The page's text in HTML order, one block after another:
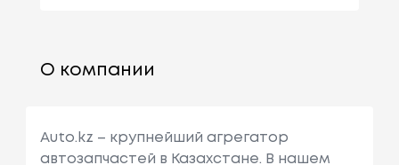
О компании
Auto.kz – крупнейший агрегатор
автозапчастей в Казахстане. В нашем